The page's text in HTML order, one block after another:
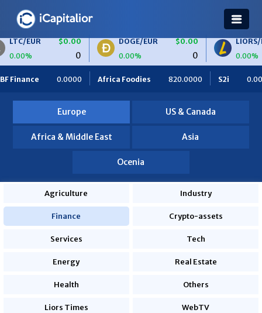
$0.00
0
DOGE/EUR
0.00%
$0.00
0
LIORS/EUR
0.00%
$0.00
0
Foodies 820.0000 S2i 0.0000 Ceteris 0.0000
Europe US & Canada
Africa & Middle East Asia
Ocenia
Agriculture Industry
Finance Crypto-assets
Services Tech
Energy Real Estate
Health Others
Liors Times WebTV